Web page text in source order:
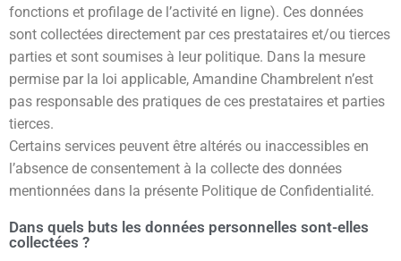
fonctions et profilage de l’activité en ligne). Ces données
sont collectées directement par ces prestataires et/ou tierces
parties et sont soumises à leur politique. Dans la mesure
permise par la loi applicable, Amandine Chambrelent n’est
pas responsable des pratiques de ces prestataires et parties
tierces.
Certains services peuvent être altérés ou inaccessibles en
l’absence de consentement à la collecte des données
mentionnées dans la présente Politique de Confidentialité.
Dans quels buts les données personnelles sont-elles
collectées ?